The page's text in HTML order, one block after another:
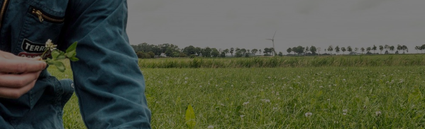
in de landbouw. Dit bedrijf kan bijvoorbeeld actief
fokkerij, machines voor boerderijen, stallenbouw of